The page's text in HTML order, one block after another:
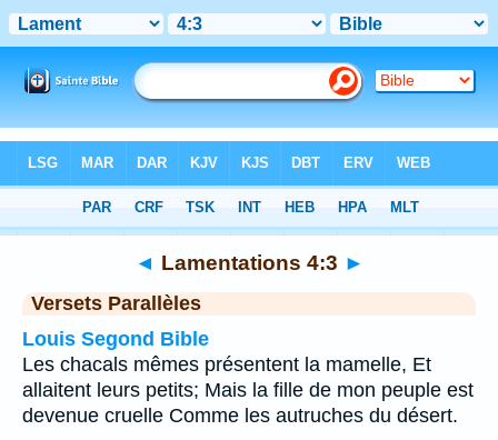
> Chapitre 4 > Verset 3
◄ Lamentations 4:3 ►
Versets Parallèles
Louis Segond Bible
Les chacals mêmes présentent la mamelle, Et
allaitent leurs petits; Mais la fille de mon peuple est
devenue cruelle Comme les autruches du désert.